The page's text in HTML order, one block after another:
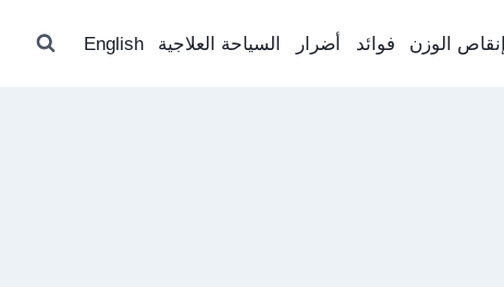
إنقاص الوزن فوائد أضرار السياحة العلاجية English